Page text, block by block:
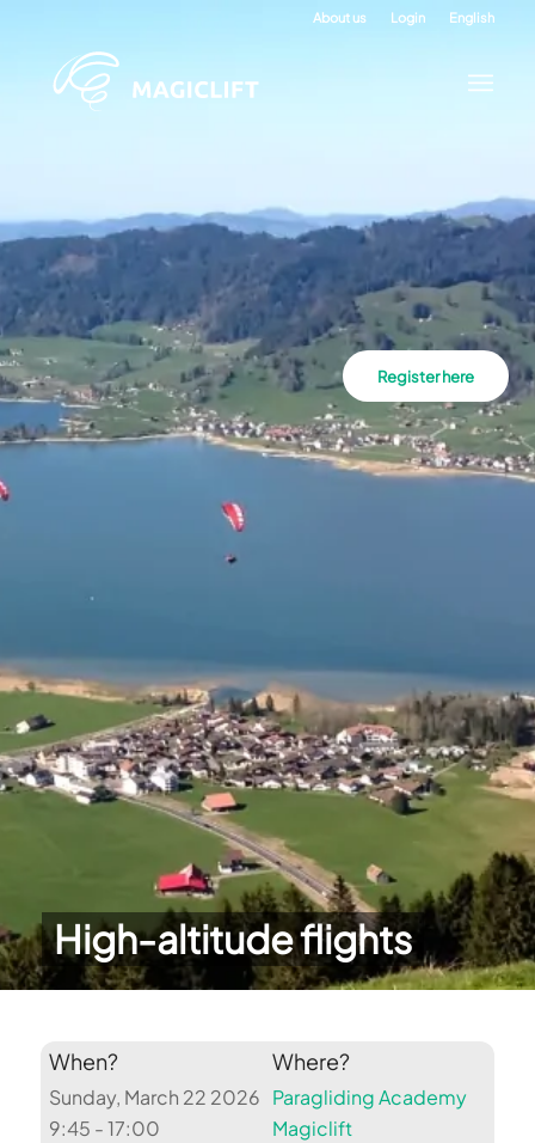
About us Login English
High-altitude flights
Register here
When?
Sunday, March 22 2026
9:45 - 17:00
Where?
Paragliding Academy
Magiclift